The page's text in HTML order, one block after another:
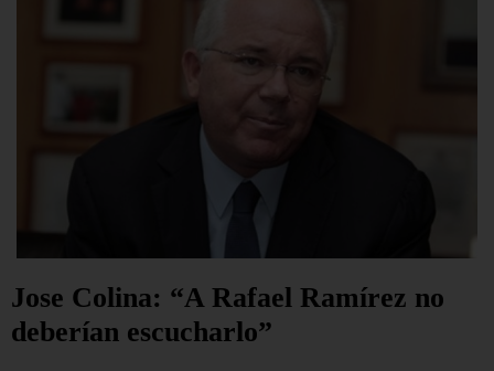
Jose Colina: “A Rafael Ramírez no
deberían escucharlo”